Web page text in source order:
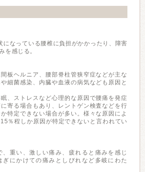
になっている腰椎に負担がかかったり、障害
を感じる。
板ヘルニア、腰部脊柱管狭窄症などが主な
細菌感染、内臓や血液の病気なども原因と
、ストレスなど心理的な原因で腰痛を発症
寄る場合もあり、レントゲン検査などを行
特定できない場合が多い。様々な原因によ
％程しか原因が特定できないと言われてい
、重い、激しい痛み、疲れると痛みを感じ
ぎにかけての痛みとしびれなど多岐にわた